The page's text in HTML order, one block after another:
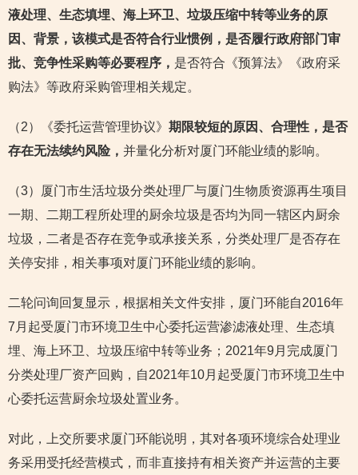
液处理、生态填埋、海上环卫、垃圾压缩中转等业务的原
因、背景，该模式是否符合行业惯例，是否履行政府部门审
批、竞争性采购等必要程序， 是否符合《预算法》《政府采
购法》等政府采购管理相关规定。
（2）《委托运营管理协议》 期限较短的原因、合理性，是否
存在无法续约风险， 并量化分析对厦门环能业绩的影响。
（3）厦门市生活垃圾分类处理厂与厦门生物质资源再生项目
一期、二期工程所处理的厨余垃圾是否均为同一辖区内厨余
垃圾，二者是否存在竞争或承接关系，分类处理厂是否存在
关停安排，相关事项对厦门环能业绩的影响。
二轮问询回复显示，根据相关文件安排，厦门环能自2016年
7月起受厦门市环境卫生中心委托运营渗滤液处理、生态填
埋、海上环卫、垃圾压缩中转等业务；2021年9月完成厦门
分类处理厂资产回购，自2021年10月起受厦门市环境卫生中
心委托运营厨余垃圾处置业务。
对此，上交所要求厦门环能说明，其对各项环境综合处理业
务采用受托经营模式，而非直接持有相关资产并运营的主要